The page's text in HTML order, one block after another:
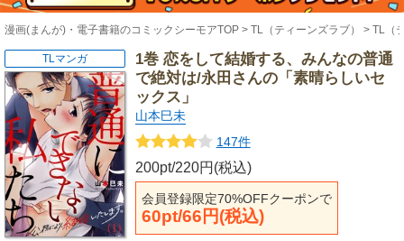
漫画(まんが)・電子書籍のコミックシーモアTOP TL（ティーンズラブ） TL（
1巻 恋をして結婚する、みんなの普通
で絶対は/永田さんの「素晴らしいセ
ックス」
山本巳未
147件
200pt/220円(税込)
会員登録限定70%OFFクーポンで
60pt/66円(税込)
TLマンガ